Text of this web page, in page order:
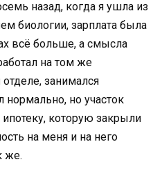
назад, когда я ушла из
биологии, зарплата была
всё больше, а смысла
на том же
занимался
но участок
которую закрыли
на меня и на него
же.